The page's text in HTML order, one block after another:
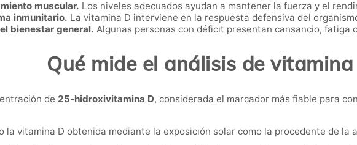
muscular. Los niveles adecuados ayudan a mantener la fuerza y el
inmunitario. La vitamina D interviene en la respuesta defensiva del
bienestar general. Algunas personas con déficit presentan cansancio, fatiga
Qué mide el análisis de
de 25-hidroxivitamina D, considerada el marcador más fiable para
la vitamina D obtenida mediante la exposición solar como la procedente de la